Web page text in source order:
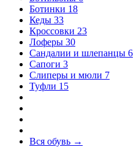
Ботинки 18
Кеды 33
Кроссовки 23
Лоферы 30
Сандалии и шлепанцы 6
Сапоги 3
Слиперы и мюли 7
Туфли 15
Вся обувь →